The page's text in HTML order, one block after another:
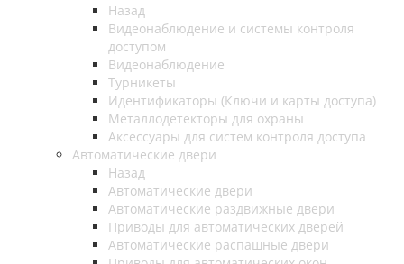
Назад
Видеонаблюдение и системы контроля
доступом
Видеонаблюдение
Турникеты
Идентификаторы (Ключи и карты доступа)
Металлодетекторы для охраны
Аксессуары для систем контроля доступа
Автоматические двери
Назад
Автоматические двери
Автоматические раздвижные двери
Приводы для автоматических дверей
Автоматические распашные двери